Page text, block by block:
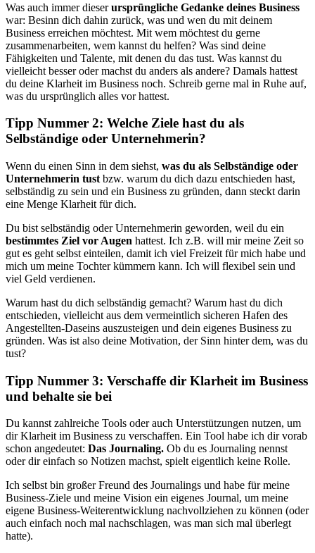
Was auch immer dieserursprüngliche Gedanke deines Business
war: Besinn dich dahin zurück, was und wen du mit deinem
Business erreichen möchtest. Mit wem möchtest du gerne
zusammenarbeiten, wem kannst du helfen? Was sind deine
Fähigkeiten und Talente, mit denen du das tust. Was kannst du
vielleicht besser oder machst du anders als andere? Damals hattest
du deine Klarheit im Business noch. Schreib gerne mal in Ruhe auf,
was du ursprünglich alles vor hattest.
Tipp Nummer 2: Welche Ziele hast du als
Selbständige oder Unternehmerin?
Wenn du einen Sinn in dem siehst, was du als Selbständige oder
Unternehmerin tust bzw. warum du dich dazu entschieden hast,
selbständig zu sein und ein Business zu gründen, dann steckt darin
eine Menge Klarheit für dich.
Du bist selbständig oder Unternehmerin geworden, weil du ein
bestimmtes Ziel vor Augen hattest. Ich z.B. will mir meine Zeit so
gut es geht selbst einteilen, damit ich viel Freizeit für mich habe und
mich um meine Tochter kümmern kann. Ich will flexibel sein und
viel Geld verdienen.
Warum hast du dich selbständig gemacht? Warum hast du dich
entschieden, vielleicht aus dem vermeintlich sicheren Hafen des
Angestellten-Daseins auszusteigen und dein eigenes Business zu
gründen. Was ist also deine Motivation, der Sinn hinter dem, was du
tust?
Tipp Nummer 3: Verschaffe dir Klarheit im Business
und behalte sie bei
Du kannst zahlreiche Tools oder auch Unterstützungen nutzen, um
dir Klarheit im Business zu verschaffen. Ein Tool habe ich dir vorab
schon angedeutet: Das Journaling. Ob du es Journaling nennst
oder dir einfach so Notizen machst, spielt eigentlich keine Rolle.
Ich selbst bin großer Freund des Journalings und habe für meine
Business-Ziele und meine Vision ein eigenes Journal, um meine
eigene Business-Weiterentwicklung nachvollziehen zu können (oder
auch einfach noch mal nachschlagen, was man sich mal überlegt
hatte).